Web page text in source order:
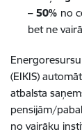
– 50% no
bet ne
(EIKIS)
atbalsta
pensijām/
no vairāku